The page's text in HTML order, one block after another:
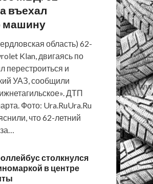
въехал
машину
область) 62-
Klan, двигаясь по
перестроиться и
УАЗ, сообщили
ДТП
Фото: Ura.RuUra.Ru
что 62-летний
столкнулся
в центре